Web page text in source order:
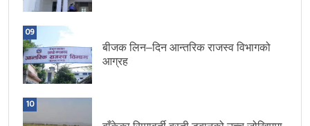
09
बीजक लिन–दिन आन्तरिक राजस्व विभागको
आग्रह
10